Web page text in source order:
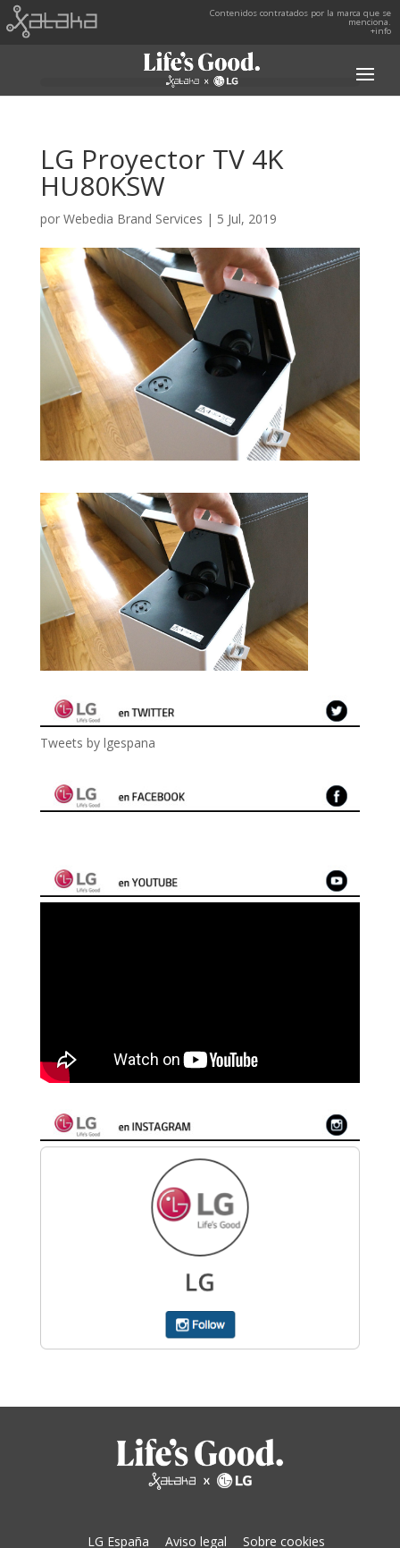
Contenidos contratados por la marca que se
menciona.
+info
LG Proyector TV 4K
HU80KSW
por Webedia Brand Services | 5 Jul, 2019
Tweets by lgespana
LG España Aviso legal Sobre cookies